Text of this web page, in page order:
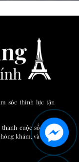
sóc thính lực tận
cuộc sống và
khám, và bệnh